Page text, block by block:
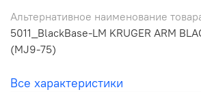
Альтернативное наименование
5011_BlackBase-LM KRUGER ARM
(MJ9-75)
Все характеристики